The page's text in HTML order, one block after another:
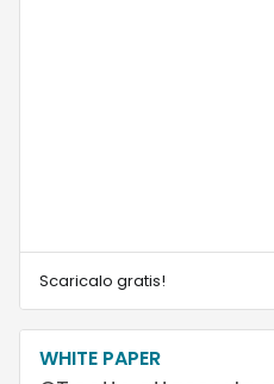
Scaricalo gratis!
WHITE PAPER